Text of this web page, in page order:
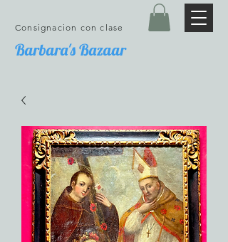
Barbara's Bazaar
Consignacion con clase